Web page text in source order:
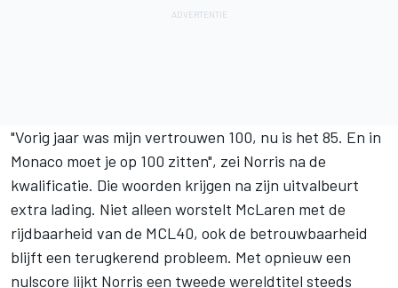
"Vorig jaar was mijn vertrouwen 100, nu is het 85. En in
Monaco moet je op 100 zitten", zei Norris na de
kwalificatie. Die woorden krijgen na zijn uitvalbeurt
extra lading. Niet alleen worstelt McLaren met de
rijdbaarheid van de MCL40, ook de betrouwbaarheid
blijft een terugkerend probleem. Met opnieuw een
nulscore lijkt Norris een tweede wereldtitel steeds